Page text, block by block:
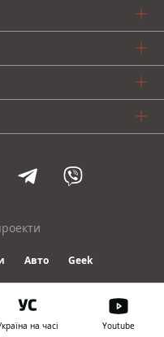
Авто Geek
на часі Youtube